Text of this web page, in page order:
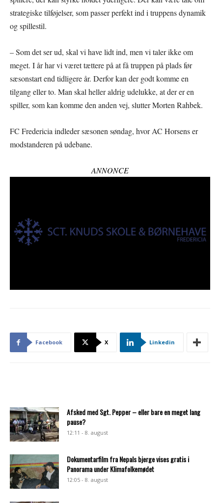
strategiske tilføjelser, som passer perfekt ind i truppens dynamik
og spillestil.
– Som det ser ud, skal vi have lidt ind, men vi taler ikke om
meget. I år har vi været tættere på at få truppen på plads før
sæsonstart end tidligere år. Derfor kan der godt komme en
tilgang eller to. Man skal heller aldrig udelukke, at der er en
spiller, som kan komme den anden vej, slutter Morten Rahbek.
FC Fredericia indleder sæsonen søndag, hvor AC Horsens er
modstanderen på udebane.
ANNONCE
Facebook X Linkedin
Afsked med Sgt. Pepper – eller bare en meget lang
pause?
12:11 - 8. august
Dokumentarfilm fra Nepals bjerge vises gratis i
Panorama under Klimafolkemødet
12:05 - 8. august